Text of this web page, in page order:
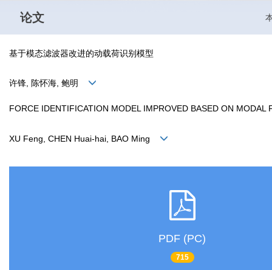
论文
基于模态滤波器改进的动载荷识别模型
许锋, 陈怀海, 鲍明
FORCE IDENTIFICATION MODEL IMPROVED BASED ON MODAL
XU Feng, CHEN Huai-hai, BAO Ming
PDF (PC)
715